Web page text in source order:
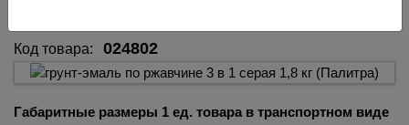
Код товара: 024802
Габаритные размеры 1 ед. товара в транспортном виде